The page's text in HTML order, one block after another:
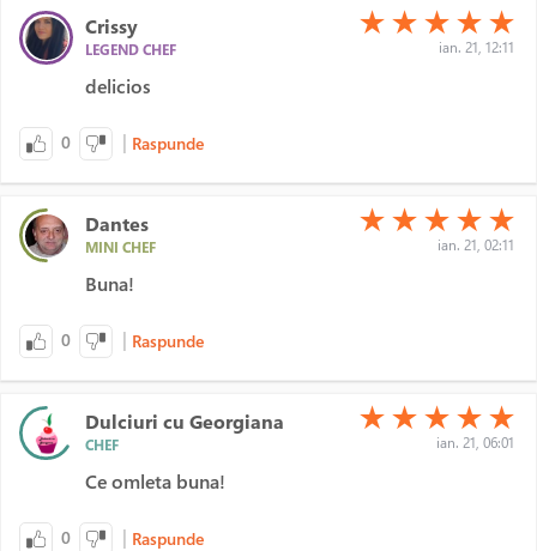
Crissy
LEGEND CHEF
(*)
★ (*)
★ (*)
★ (*)
★ (*)
★
ian. 21, 12:11
delicios
0 | Raspunde
Dantes
MINI CHEF
(*)
★ (*)
★ (*)
★ (*)
★ (*)
★
ian. 21, 02:11
Buna!
0 | Raspunde
Dulciuri cu Georgiana
CHEF
(*)
★ (*)
★ (*)
★ (*)
★ (*)
★
ian. 21, 06:01
Ce omleta buna!
0 | Raspunde